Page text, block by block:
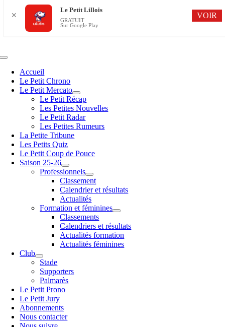
contenu
Navigation
basculeAccueil
Le Petit Chrono
Le Petit Mercato
Le Petit Récap
Les Petites Nouvelles
Le Petit Radar
Les Petites Rumeurs
La Petite Tribune
Les Petits Quiz
Le Petit Coup de Pouce
Saison 25-26
Professionnels
Classement
Calendrier et résultats
Actualités
Formation et féminines
Classements
Calendriers et résultats
Actualités formation
Actualités féminines
Club
Stade
Supporters
Palmarès
Le Petit Prono
Le Petit Jury
Abonnements
Nous contacter
✕
Le Petit Lillois
GRATUIT
Sur Google Play
VOIR